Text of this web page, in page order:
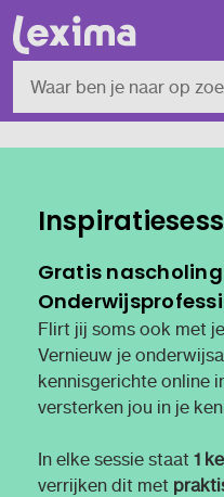
Gratis
Flirt jij soms ook met
Vernieuw je
kennisgerichte online
versterken jou in je
In elke sessie staat 1
verrijken dit met